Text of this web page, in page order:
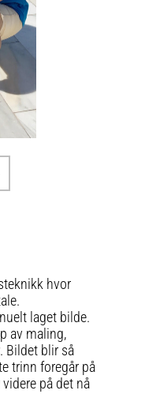
hvor
laget bilde.
av maling,
Bildet blir så
trinn foregår på
på det nå